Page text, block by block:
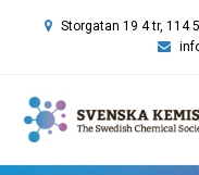
Storgatan 19 4 tr, 114